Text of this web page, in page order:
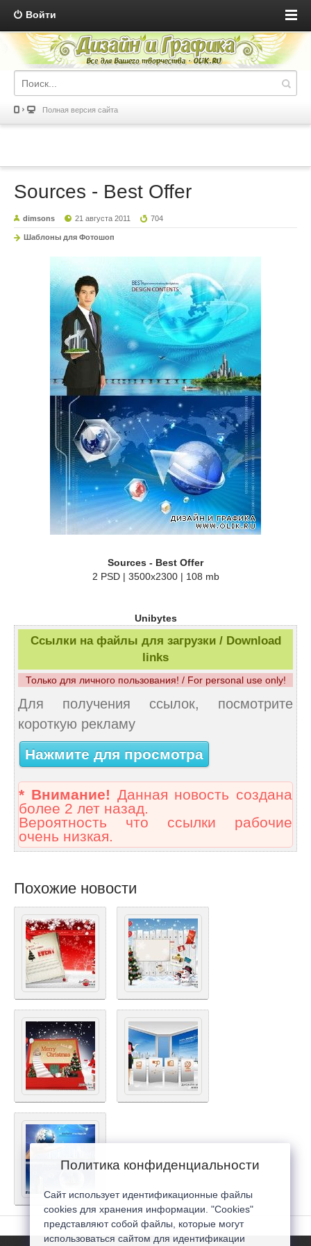
Войти
Полная версия сайта
Sources - Best Offer
dimsons 21 августа 2011 704
Шаблоны для Фотошоп
Sources - Best Offer
2 PSD | 3500x2300 | 108 mb
Unibytes
Ссылки на файлы для загрузки / Download
links
Только для личного пользования! / For personal use only!
Для получения ссылок, посмотрите
короткую рекламу
Нажмите для просмотра
* Внимание! Данная новость создана
более 2 лет назад.
Вероятность что ссылки рабочие
очень низкая.
Похожие новости
Политика конфиденциальности
Сайт использует идентификационные файлы
cookies для хранения информации. "Cookies"
представляют собой файлы, которые могут
использоваться сайтом для идентификации